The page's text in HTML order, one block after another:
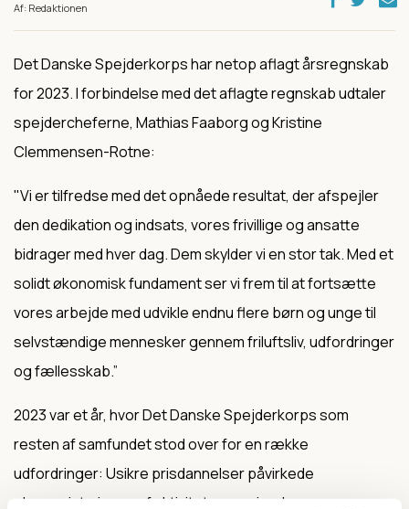
Af: Redaktionen
Det Danske Spejderkorps har netop aflagt årsregnskab
for 2023. I forbindelse med det aflagte regnskab udtaler
spejdercheferne, Mathias Faaborg og Kristine
Clemmensen-Rotne:
"Vi er tilfredse med det opnåede resultat, der afspejler
den dedikation og indsats, vores frivillige og ansatte
bidrager med hver dag. Dem skylder vi en stor tak. Med et
solidt økonomisk fundament ser vi frem til at fortsætte
vores arbejde med udvikle endnu flere børn og unge til
selvstændige mennesker gennem friluftsliv, udfordringer
og fællesskab.”
2023 var et år, hvor Det Danske Spejderkorps som
resten af samfundet stod over for en række
udfordringer: Usikre prisdannelser påvirkede
økonomistyringen af aktiviteter og ejendomme, og